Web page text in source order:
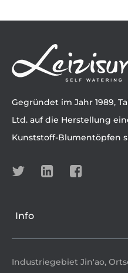
Gegründet im Jahr 1989,
Ltd. auf die Herstellung
Kunststoff-Blumentöpfen
Info
Industriegebiet Jin'ao,